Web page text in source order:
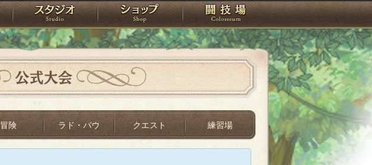
アトリエ スタジオ ショップ 闘技場
公式大会
冒険 ラド・バウ クエスト 練習場